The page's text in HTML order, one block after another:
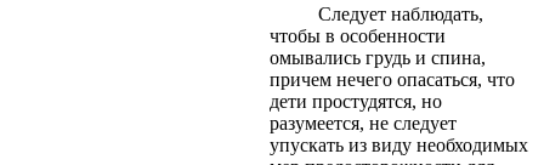
Следует наблюдать,
чтобы в особенности
омывались грудь и спина,
причем нечего опасаться, что
дети простудятся, но
разумеется, не следует
упускать из виду необходимых